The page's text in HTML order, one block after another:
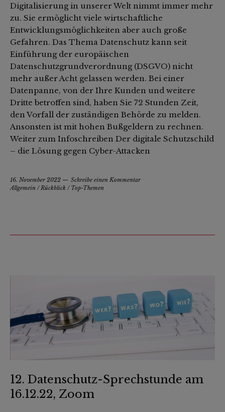
Digitalisierung in unserer Welt nimmt immer mehr
zu. Sie ermöglicht viele wirtschaftliche
Entwicklungsmöglichkeiten aber auch große
Gefahren. Das Thema Datenschutz kann seit
Einführung der europäischen
Datenschutzgrundverordnung (DSGVO) nicht
mehr außer Acht gelassen werden. Bei einer
Datenpanne, von der Ihre Kunden und weitere
Dritte betroffen sind, haben Sie 72 Stunden Zeit,
den Vorfall der zuständigen Behörde zu melden.
Ansonsten ist mit hohen Bußgeldern zu rechnen.
Weiter zum Infoschreiben Der digitale Schutzschild
– die Lösung gegen Cyber-Attacken
16. November 2022
Schreibe einen Kommentar
Allgemein / Rückblick / Top-Themen
12. Datenschutz-Sprechstunde am
16.12.22, Zoom